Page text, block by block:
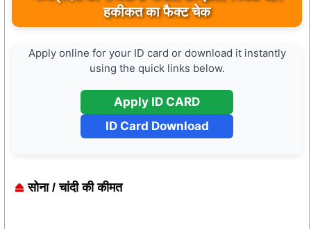
हकीकत का फैक्ट चेक
Apply online for your ID card or download it instantly
using the quick links below.
Apply ID CARD
ID Card Download
सोना / चांदी की कीमत